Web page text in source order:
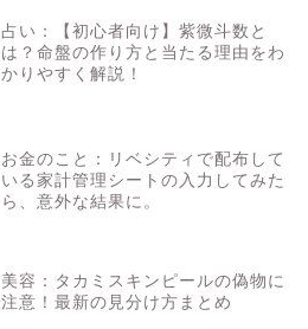
占い：【初心者向け】紫微斗数と
は？命盤の作り方と当たる理由をわ
かりやすく解説！
お金のこと：リベシティで配布して
いる家計管理シートの入力してみた
ら、意外な結果に。
美容：タカミスキンピールの偽物に
注意！最新の見分け方まとめ